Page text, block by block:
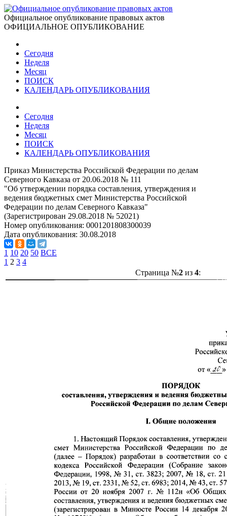
Официальное опубликование правовых актов
ОФИЦИАЛЬНОЕ ОПУБЛИКОВАНИЕ
Сегодня
Неделя
Месяц
ПОИСК
КАЛЕНДАРЬ ОПУБЛИКОВАНИЯ
Сегодня
Неделя
Месяц
ПОИСК
КАЛЕНДАРЬ ОПУБЛИКОВАНИЯ
Приказ Министерства Российской Федерации по делам
Северного Кавказа от 20.06.2018 № 111
"Об утверждении порядка составления, утверждения и
ведения бюджетных смет Министерства Российской
Федерации по делам Северного Кавказа"
(Зарегистрирован 29.08.2018 № 52021)
Номер опубликования: 0001201808300039
Дата опубликования: 30.08.2018
1 10 20 50 ВСЕ
1 2 3 4
Страница №2из 4: